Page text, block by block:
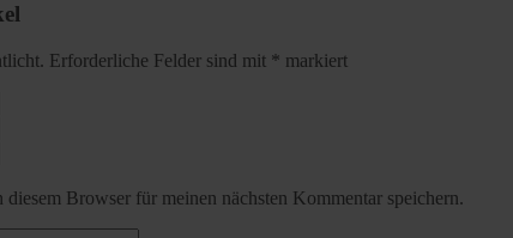
Erforderliche Felder sind mit * markiert
Browser für meinen nächsten Kommentar speichern.